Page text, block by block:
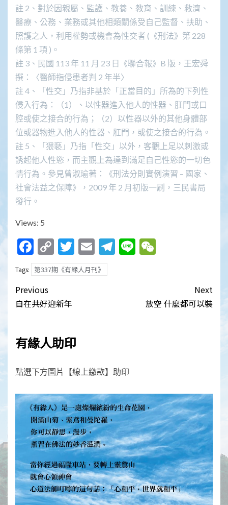
註 2、對於因親屬、監護、教養、教育、訓練、救濟、
醫療、公務、業務或其他相類關係受自己監督、扶助、
照護之人，利用權勢或機會為性交者 (《刑法》第 228
條第 1 項 )。
註 3、民國 113 年 11 月 23 日《聯合報》B 版，王宏舜
撰：〈醫師指侵患者判 2 年半〉
註 4、「性交」乃指非基於「正當目的」所為的下列性
侵入行為：（1）、以性器進入他人的性器、肛門或口
腔或使之接合的行為；（2）以性器以外的其他身體部
位或器物進入他人的性器、肛門，或使之接合的行為。
註 5、「猥褻」乃指「性交」以外，客觀上足以刺激或
誘起他人性慾，而主觀上為達到滿足自己性慾的一切色
情行為。參見曾淑瑜著：《刑法分則實例演習 – 國家、
社會法益之保障》，2009 年 2 月初版一刷，三民書局
發行。
Views: 5
Facebook
Copy
Link
Twitter
EmailTelegram
Line
Tags: 第337期《有緣人月刊》
Post
navigation
Previous
自在共好迎新年
Next
放空 什麼都可以裝
有緣人助印
點選下方圖片【線上繳款】助印